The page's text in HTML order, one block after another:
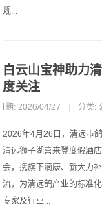
规...
白云山宝神助力
度关注
期: 2026/04/27 分类:
2026年4月26日，清远市
清远狮子湖喜来登度假酒
会，携旗下滴康、新大力
流，为清远鸽产业的标准
专家及行业...